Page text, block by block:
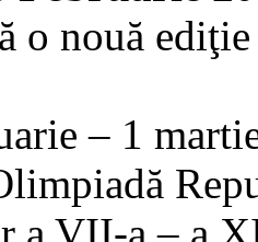
o nouă
– 1
a VII-a – a